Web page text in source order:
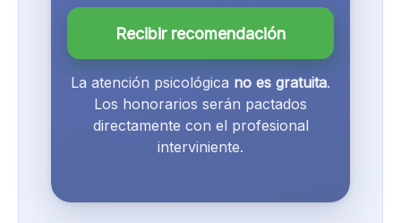
Recibir recomendación
La atención psicológica no es gratuita.
Los honorarios serán pactados
directamente con el profesional
interviniente.